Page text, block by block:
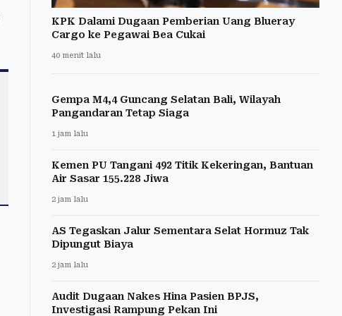
KPK Dalami Dugaan Pemberian Uang Blueray
Cargo ke Pegawai Bea Cukai
40 menit lalu
Gempa M4,4 Guncang Selatan Bali, Wilayah
Pangandaran Tetap Siaga
1 jam lalu
Kemen PU Tangani 492 Titik Kekeringan, Bantuan
Air Sasar 155.228 Jiwa
2 jam lalu
AS Tegaskan Jalur Sementara Selat Hormuz Tak
Dipungut Biaya
2 jam lalu
Audit Dugaan Nakes Hina Pasien BPJS,
Investigasi Rampung Pekan Ini